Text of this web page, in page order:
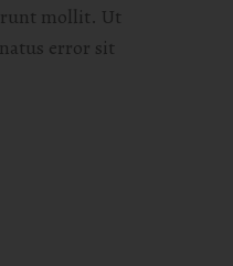
mollit. Ut
error sit